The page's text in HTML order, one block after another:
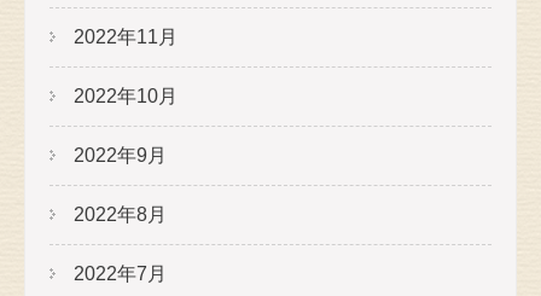
2022年11月
2022年10月
2022年9月
2022年8月
2022年7月